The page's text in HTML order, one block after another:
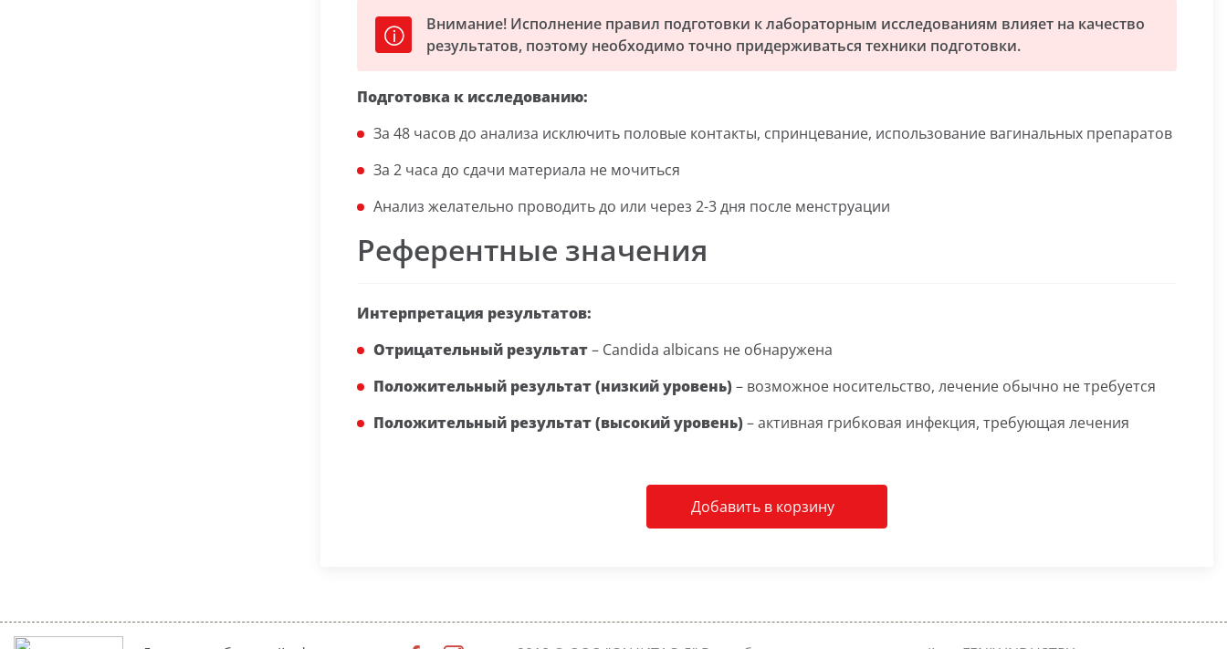
Внимание! Исполнение правил подготовки к лабораторным исследованиям влияет на качество
результатов, поэтому необходимо точно придерживаться техники подготовки.
Подготовка к исследованию:
За 48 часов до анализа исключить половые контакты, спринцевание, использование вагинальных препаратов
За 2 часа до сдачи материала не мочиться
Анализ желательно проводить до или через 2-3 дня после менструации
Референтные значения
Интерпретация результатов:
Отрицательный результат– Candida albicans не обнаружена
Положительный результат (низкий уровень)– возможное носительство, лечение обычно не требуется
Положительный результат (высокий уровень)– активная грибковая инфекция, требующая лечения
Добавить в корзину